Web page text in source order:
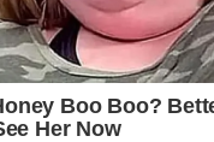
Boo Boo?
Her Now